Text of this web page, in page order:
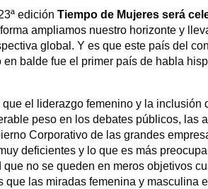
ediciónTiempo de Mujeres será
ampliamos nuestro horizonte y
global. Y es que este país del
balde fue el primer país de habla
el liderazgo femenino y la inclusión
peso en los debates públicos, las
Corporativo de las grandes
deficientes y lo que es más
no se queden en meros objetivos
las miradas femenina y masculina